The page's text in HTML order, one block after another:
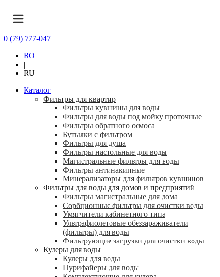
0 (79) 777-047
RO
|
RU
Каталог
Фильтры для квартир
Фильтры кувшины для воды
Фильтры для воды под мойку проточные
Фильтры обратного осмоса
Бутылки с фильтром
Фильтры для душа
Фильтры настольные для воды
Магистральные фильтры для воды
Фильтры антинакипные
Минерализаторы для фильтров кувшинов
Фильтры для воды для домов и предприятий
Фильтры магистральные для дома
Сорбционные фильтры для очистки воды
Умягчители кабинетного типа
Ультрафиолетовые обеззараживатели
(фильтры) для воды
Фильтрующие загрузки для очистки воды
Кулеры для воды
Кулеры для воды
Пурифайеры для воды